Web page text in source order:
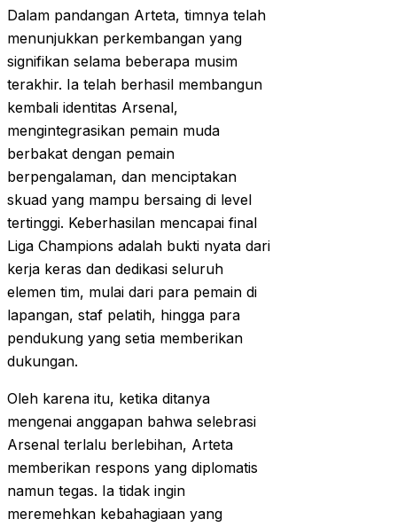
Dalam pandangan Arteta, timnya telah
menunjukkan perkembangan yang
signifikan selama beberapa musim
terakhir. Ia telah berhasil membangun
kembali identitas Arsenal,
mengintegrasikan pemain muda
berbakat dengan pemain
berpengalaman, dan menciptakan
skuad yang mampu bersaing di level
tertinggi. Keberhasilan mencapai final
Liga Champions adalah bukti nyata dari
kerja keras dan dedikasi seluruh
elemen tim, mulai dari para pemain di
lapangan, staf pelatih, hingga para
pendukung yang setia memberikan
dukungan.
Oleh karena itu, ketika ditanya
mengenai anggapan bahwa selebrasi
Arsenal terlalu berlebihan, Arteta
memberikan respons yang diplomatis
namun tegas. Ia tidak ingin
meremehkan kebahagiaan yang